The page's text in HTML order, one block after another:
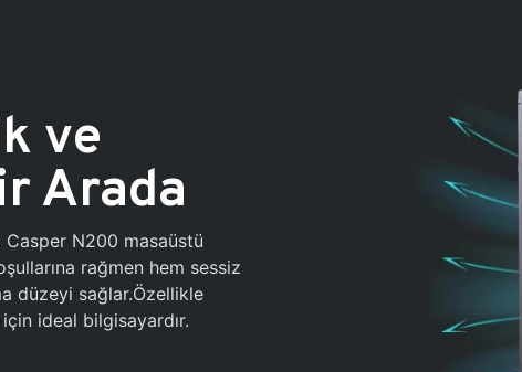
ve
Arada
N200 masaüstü
rağmen hem sessiz
düzeyi sağlar.Özellikle
ideal bilgisayardır.